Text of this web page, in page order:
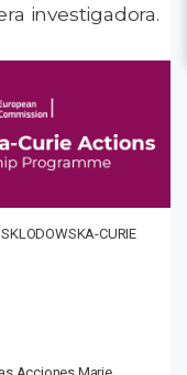
investigadora.
CURIE